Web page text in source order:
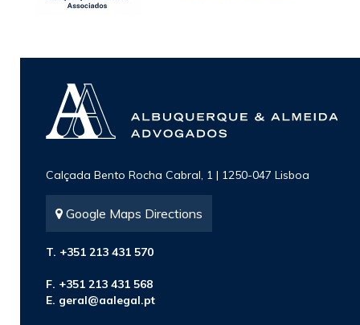
Calçada Bento Rocha Cabral, 1 | 1250-047 Lisboa
Google Maps Directions
T. +351 213 431 570
F. +351 213 431 568
E. geral@aalegal.pt